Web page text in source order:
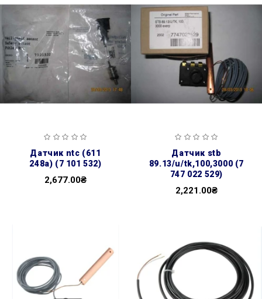
датчик ntc (611
248а) (7 101 532)
2,677.00₴
датчик stb
89.13/u/tk,100,3000 (7
747 022 529)
2,221.00₴